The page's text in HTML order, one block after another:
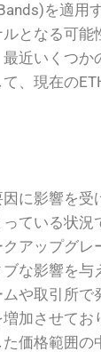
を適用
となる可能
近いくつ
、現在の
に影響を
ている状
アップグ
な影響を与
や取引所
加させて
価格範囲